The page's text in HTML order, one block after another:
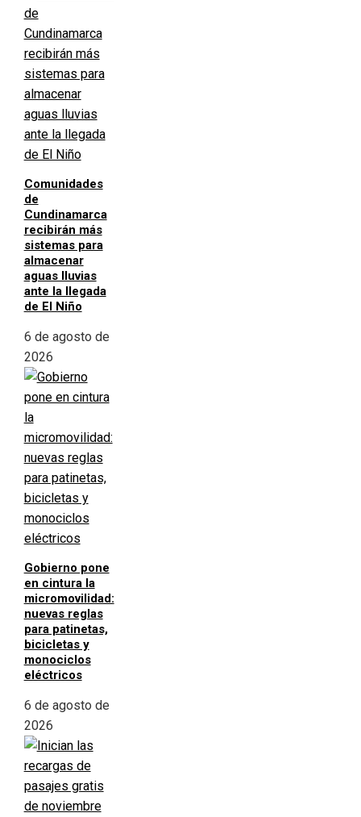
Comunidades
de
Cundinamarca
recibirán más
sistemas para
almacenar
aguas lluvias
ante la llegada
de El Niño
6 de agosto de
2026
Gobierno pone
en cintura la
micromovilidad:
nuevas reglas
para patinetas,
bicicletas y
monociclos
eléctricos
6 de agosto de
2026